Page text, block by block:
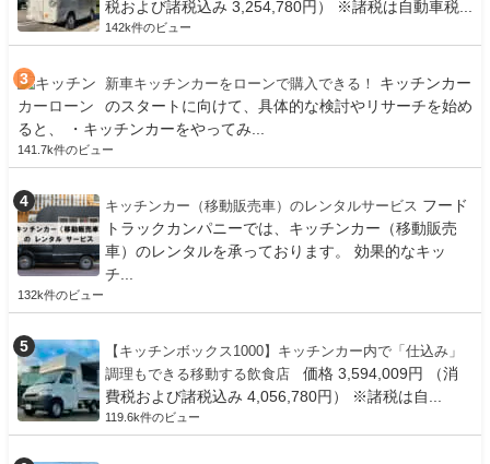
税および諸税込み 3,254,780円） ※諸税は自動車税...
142k件のビュー
新車キッチンカーをローンで購入できる！
キッチンカー
のスタートに向けて、具体的な検討やリサーチを始め
ると、 ・キッチンカーをやってみ...
141.7k件のビュー
キッチンカー（移動販売車）のレンタルサービス フード
トラックカンパニーでは、キッチンカー（移動販売
車）のレンタルを承っております。 効果的なキッ
チ...
132k件のビュー
【キッチンボックス1000】キッチンカー内で「仕込み」
調理もできる移動する飲食店
価格 3,594,009円 （消
費税および諸税込み 4,056,780円） ※諸税は自...
119.6k件のビュー